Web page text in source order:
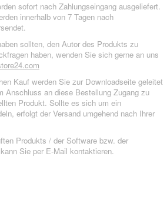
sofort nach Zahlungseingang ausgeliefert.
innerhalb von 7 Tagen nach
sollten, den Autor des Produkts zu
haben, wenden Sie sich gerne an uns
Kauf werden Sie zur Downloadseite geleitet
Anschluss an diese Bestellung Zugang zu
Produkt. Sollte es sich um ein
erfolgt der Versand umgehend nach Ihrer
Produkts / der Software bzw. der
Sie per E-Mail kontaktieren.